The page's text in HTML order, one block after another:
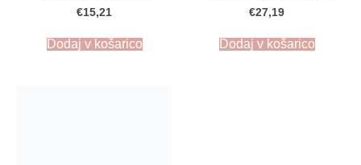
€15,21
Dodaj v košarico
€27,19
Dodaj v košarico